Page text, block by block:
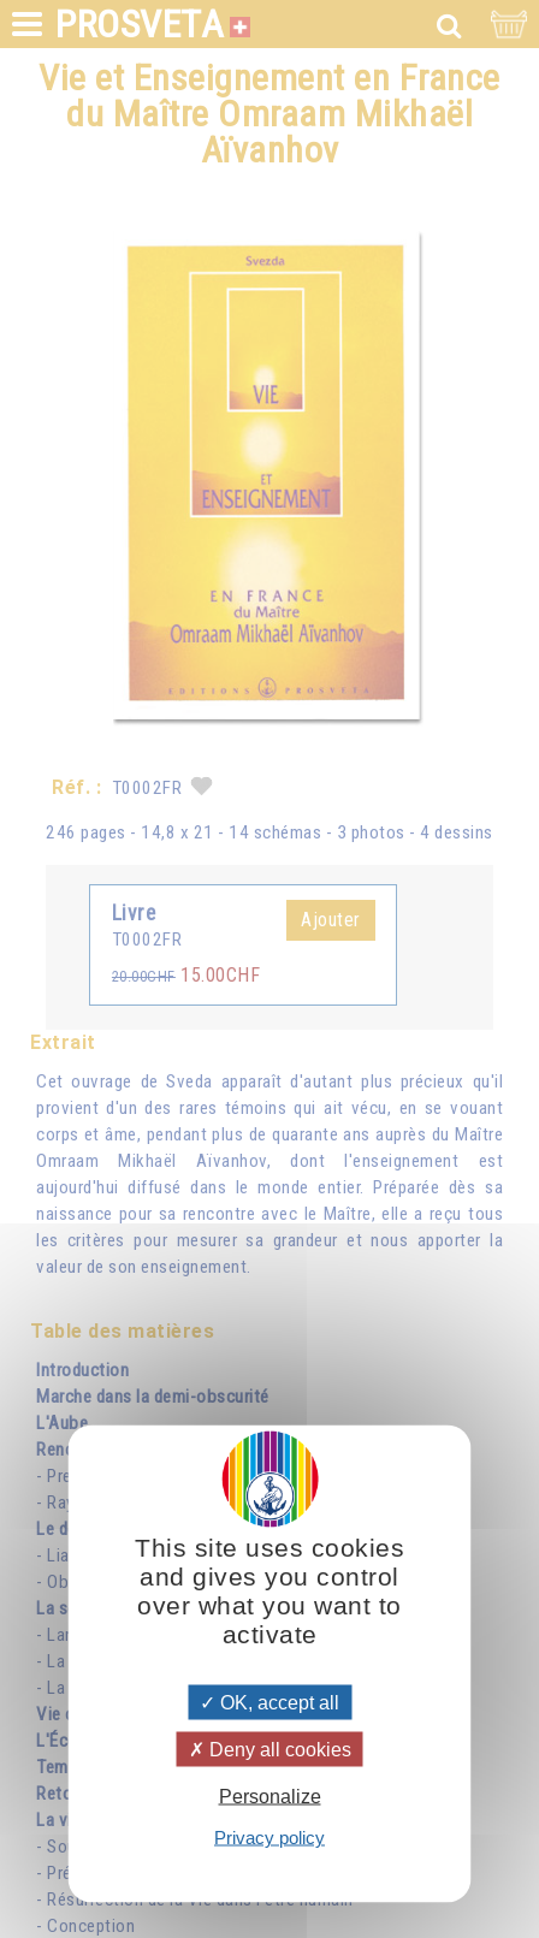
PROSVETA
Vie et Enseignement en France
du Maître Omraam Mikhaël
Aïvanhov
Réf. : T0002FR
246 pages - 14,8 x 21 - 14 schémas - 3 photos - 4 dessins
Livre
T0002FR
20.00CHF15.00CHF
Ajouter
Extrait
Cet ouvrage de Sveda apparaît d'autant plus précieux qu'il
provient d'un des rares témoins qui ait vécu, en se vouant
corps et âme, pendant plus de quarante ans auprès du Maître
Omraam Mikhaël Aïvanhov, dont l'enseignement est
aujourd'hui diffusé dans le monde entier. Préparée dès sa
naissance pour sa rencontre avec le Maître, elle a reçu tous
les critères pour mesurer sa grandeur et nous apporter la
valeur de son enseignement.
Table des matières
Introduction
Marche dans la demi-obscurité
L'Aube
Rencontre avec Frère Mikhaël
- Premiers entretiens
- Rayonnement et Pouvoir du Saint Amour
Le don sacré de la lumière
- Liaisons universelles
- Obéissance
La sortie des ténèbres
- Langage et point de vue
- La question de la religion
- La question de la science
Vie collective et attaques
L'École divine
Temps d'absence
Retour à la liberté terrestre
La vie
- Soutien de la Vie
- Préservation de la Vie
- Résurrection de la Vie dans l'être humain
- Conception
This site uses cookies
and gives you control
over what you want to
activate
OK, accept all
Deny all cookies
Personalize
Privacy policy